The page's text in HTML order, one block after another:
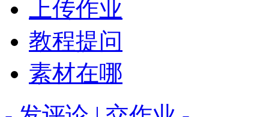
上传作业
教程提问
素材在哪